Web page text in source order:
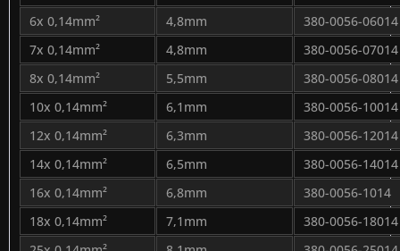
6x 0,14mm²
4,8mm
380-0056-06014
7x 0,14mm²
4,8mm
380-0056-07014
8x 0,14mm²
5,5mm
380-0056-08014
10x 0,14mm²
6,1mm
380-0056-10014
12x 0,14mm²
6,3mm
380-0056-12014
14x 0,14mm²
6,5mm
380-0056-14014
16x 0,14mm²
6,8mm
380-0056-1014
18x 0,14mm²
7,1mm
380-0056-18014